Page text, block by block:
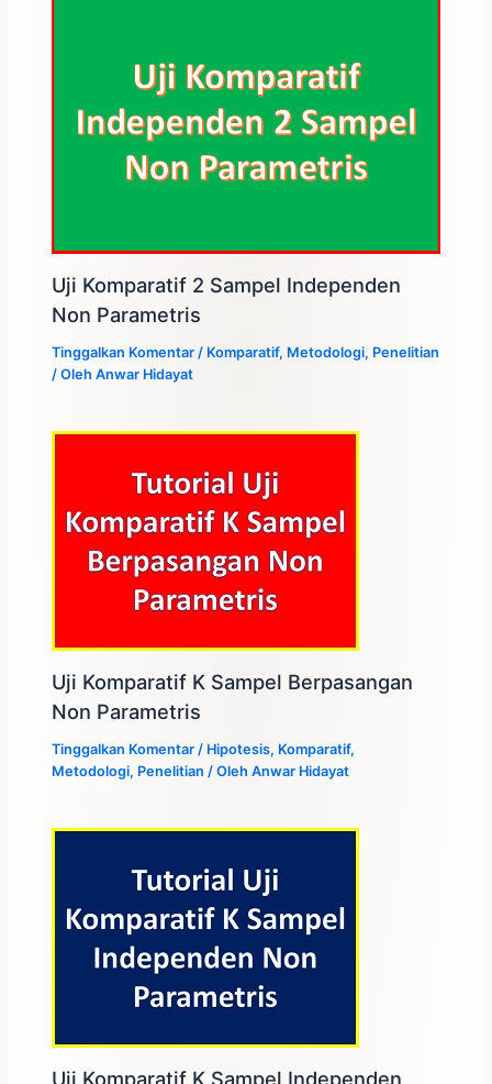
Uji Komparatif 2 Sampel Independen
Non Parametris
Tinggalkan Komentar / Komparatif, Metodologi, Penelitian
/ OlehAnwar Hidayat
Uji Komparatif K Sampel Berpasangan
Non Parametris
Tinggalkan Komentar / Hipotesis, Komparatif,
Metodologi, Penelitian / OlehAnwar Hidayat
Uji Komparatif K Sampel Independen